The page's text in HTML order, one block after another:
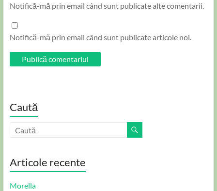
Notifică-mă prin email când sunt publicate alte comentarii.
Notifică-mă prin email când sunt publicate articole noi.
Caută
Articole recente
Morella